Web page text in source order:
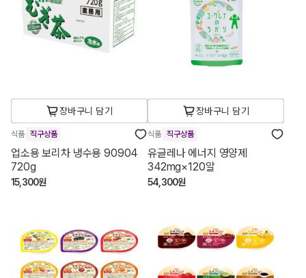
장바구니 담기
식품 직구상품
업소용 보리차 냉수용 90904
720g
15,300원
장바구니 담기
식품 직구상품
유글레나 에너지 영양제
342mg×120알
54,300원